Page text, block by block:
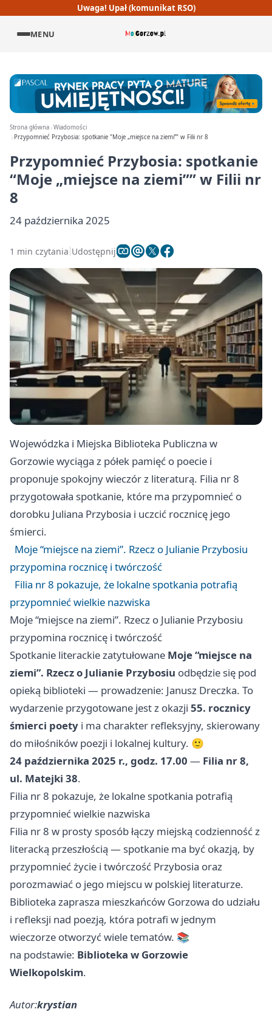
Uwaga! Upał (komunikat RSO)
MENU
Strona główna Wiadomości
Przypomnieć Przybosia: spotkanie "Moje „miejsce na ziemi”" w Filii nr 8
Przypomnieć Przybosia: spotkanie
“Moje „miejsce na ziemi”” w Filii nr
8
24 października 2025
1 min czytania Udostępnij
Wojewódzka i Miejska Biblioteka Publiczna w
Gorzowie wyciąga z półek pamięć o poecie i
proponuje spokojny wieczór z literaturą. Filia nr 8
przygotowała spotkanie, które ma przypomnieć o
dorobku Juliana Przybosia i uczcić rocznicę jego
śmierci.
Moje “miejsce na ziemi”. Rzecz o Julianie Przybosiu
przypomina rocznicę i twórczość
Filia nr 8 pokazuje, że lokalne spotkania potrafią
przypomnieć wielkie nazwiska
Moje “miejsce na ziemi”. Rzecz o Julianie Przybosiu
przypomina rocznicę i twórczość
Spotkanie literackie zatytułowane Moje “miejsce na
ziemi”. Rzecz o Julianie Przybosiu odbędzie się pod
opieką biblioteki — prowadzenie: Janusz Dreczka. To
wydarzenie przygotowane jest z okazji 55. rocznicy
śmierci poety i ma charakter refleksyjny, skierowany
do miłośników poezji i lokalnej kultury. 🙂
24 października 2025 r., godz. 17.00 — Filia nr 8,
ul. Matejki 38.
Filia nr 8 pokazuje, że lokalne spotkania potrafią
przypomnieć wielkie nazwiska
Filia nr 8 w prosty sposób łączy miejską codzienność z
literacką przeszłością — spotkanie ma być okazją, by
przypomnieć życie i twórczość Przybosia oraz
porozmawiać o jego miejscu w polskiej literaturze.
Biblioteka zaprasza mieszkańców Gorzowa do udziału
i refleksji nad poezją, która potrafi w jednym
wieczorze otworzyć wiele tematów. 📚
na podstawie: Biblioteka w Gorzowie
Wielkopolskim.
Autor:krystian